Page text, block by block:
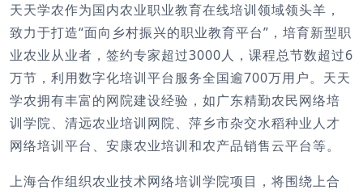
天天学农作为国内农业职业教育在线培训领域领头羊，
致力于打造“面向乡村振兴的职业教育平台”，培育新型职
业农业从业者，签约专家超过3000人，课程总节数超过6
万节，利用数字化培训平台服务全国逾700万用户。天天
学农拥有丰富的网院建设经验，如广东精勤农民网络培
训学院、清远农业培训网院、萍乡市杂交水稻种业人才
网络培训平台、 安康农业培训和农产品销售云平台等。
上海合作组织农业技术网络培训学院项目，将围绕上合